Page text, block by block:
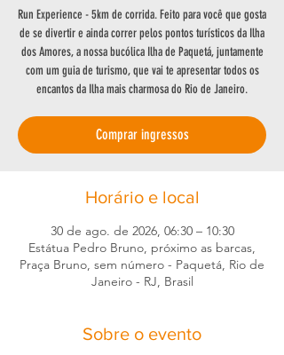
Run Experience - 5km de corrida. Feito para você que gosta
de se divertir e ainda correr pelos pontos turísticos da Ilha
dos Amores, a nossa bucólica Ilha de Paquetá, juntamente
com um guia de turismo, que vai te apresentar todos os
encantos da Ilha mais charmosa do Rio de Janeiro.
Comprar ingressos
Horário e local
30 de ago. de 2026, 06:30 – 10:30
Estátua Pedro Bruno, próximo as barcas,
Praça Bruno, sem número - Paquetá, Rio de
Janeiro - RJ, Brasil
Sobre o evento